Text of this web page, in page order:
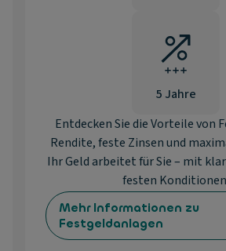
5 Jahre
Entdecken Sie die Vorteile von
Rendite, feste Zinsen und
Ihr Geld arbeitet für Sie – mit
festen
Mehr Informationen zu
Festgeldanlagen